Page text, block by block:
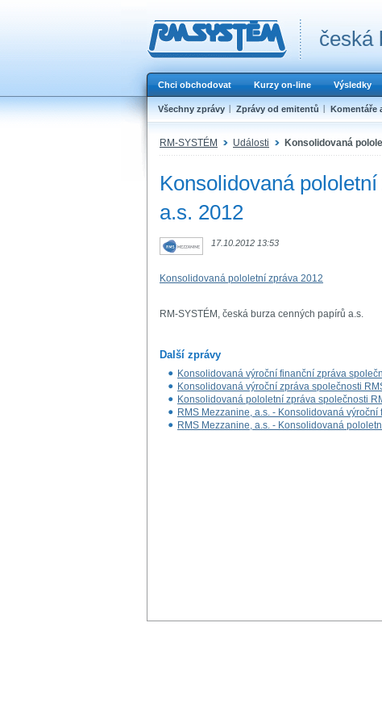
česká
Chci obchodovat Kurzy on-line Výsledky
Všechny zprávy Zprávy od emitentů Komentáře
RM-SYSTÉM Události Konsolidovaná
Konsolidovaná
a.s. 2012
17.10.2012 13:53
Konsolidovaná pololetní zpráva 2012
RM-SYSTÉM, česká burza cenných papírů a.s.
Další zprávy
Konsolidovaná výroční finanční zpráva
Konsolidovaná výroční zpráva společnosti
Konsolidovaná pololetní zpráva společnosti
RMS Mezzanine, a.s. - Konsolidovaná
RMS Mezzanine, a.s. - Konsolidovaná